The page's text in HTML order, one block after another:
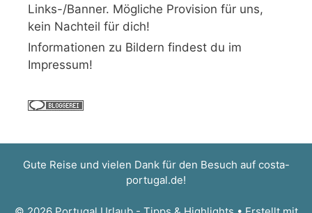
Links-/Banner. Mögliche Provision für uns,
kein Nachteil für dich!
Informationen zu Bildern findest du im
Impressum!
Gute Reise und vielen Dank für den Besuch auf costa-
portugal.de!